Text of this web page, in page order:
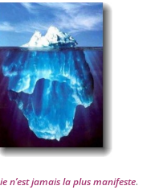
n’est jamais la plus mani­feste.